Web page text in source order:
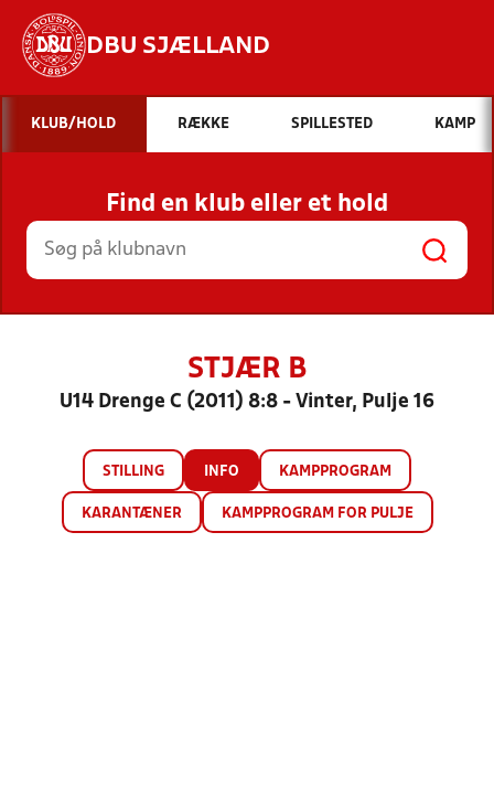
DBU SJÆLLAND
Hvad vil du søge efter?
INDHOLD OG NYHEDER
STILLINGER, RESULTATER, KLUBBER OG
HOLD
KLUB/HOLD RÆKKE SPILLESTED KAMP
Find en klub eller et hold
STJÆR B
U14 Drenge C (2011) 8:8 - Vinter, Pulje 16
STILLING INFO KAMPPROGRAM
KARANTÆNER KAMPPROGRAM FOR PULJE